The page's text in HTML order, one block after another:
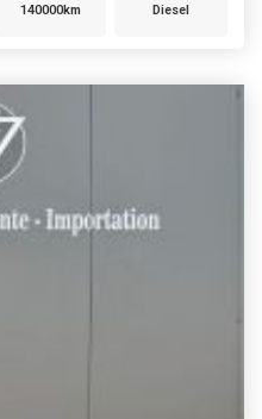
140000km Diesel